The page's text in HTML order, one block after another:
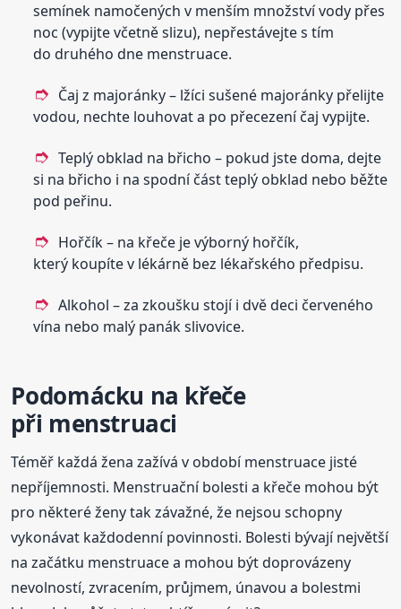
semínek namočených v menším množství vody přes
noc (vypijte včetně slizu), nepřestávejte s tím
do druhého dne menstruace.
Čaj z majoránky – lžíci sušené majoránky přelijte
vodou, nechte louhovat a po přecezení čaj vypijte.
Teplý obklad na břicho – pokud jste doma, dejte
si na břicho i na spodní část teplý obklad nebo běžte
pod peřinu.
Hořčík – na křeče je výborný hořčík,
který koupíte v lékárně bez lékařského předpisu.
Alkohol – za zkoušku stojí i dvě deci červeného
vína nebo malý panák slivovice.
Podomácku na křeče
při menstruaci
Téměř každá žena zažívá v období menstruace jisté
nepříjemnosti. Menstruační bolesti a křeče mohou být
pro některé ženy tak závažné, že nejsou schopny
vykonávat každodenní povinnosti. Bolesti bývají největší
na začátku menstruace a mohou být doprovázeny
nevolností, zvracením, průjmem, únavou a bolestmi